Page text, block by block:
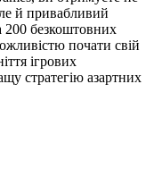
й привабливий
200 безкоштовних
почати свій
ігрових
стратегію азартних